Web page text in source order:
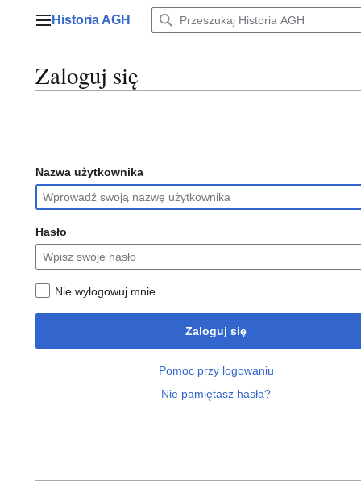
Menu główne
Historia AGH
Zaloguj się
Nazwa użytkownika
Hasło
Nie wylogowuj mnie
Zaloguj się
Pomoc przy logowaniu
Nie pamiętasz hasła?